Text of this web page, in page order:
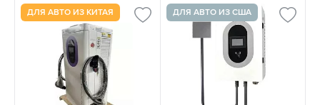
ДЛЯ АВТО ИЗ КИТАЯ ДЛЯ АВТО ИЗ США